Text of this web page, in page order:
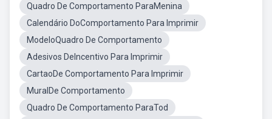
Quadro De Comportamento ParaMenina
Calendário DoComportamento Para Imprimir
ModeloQuadro De Comportamento
Adesivos DeIncentivo Para Imprimir
CartaoDe Comportamento Para Imprimir
MuralDe Comportamento
Quadro De Comportamento ParaTod